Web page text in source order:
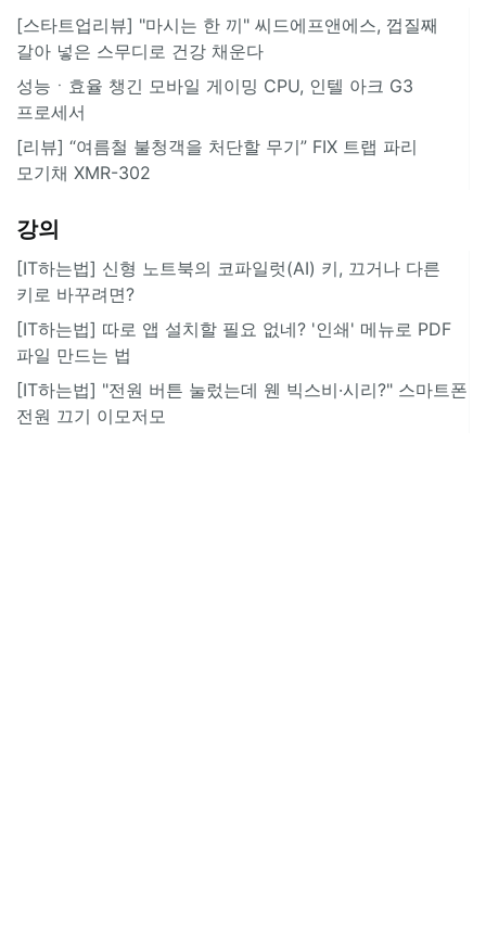
[스타트업리뷰] "마시는 한 끼" 씨드에프앤에스, 껍질째
갈아 넣은 스무디로 건강 채운다
성능ㆍ효율 챙긴 모바일 게이밍 CPU, 인텔 아크 G3
프로세서
[리뷰] “여름철 불청객을 처단할 무기” FIX 트랩 파리
모기채 XMR-302
강의
[IT하는법] 신형 노트북의 코파일럿(AI) 키, 끄거나 다른
키로 바꾸려면?
[IT하는법] 따로 앱 설치할 필요 없네? '인쇄' 메뉴로 PDF
파일 만드는 법
[IT하는법] "전원 버튼 눌렀는데 웬 빅스비·시리?" 스마트폰
전원 끄기 이모저모